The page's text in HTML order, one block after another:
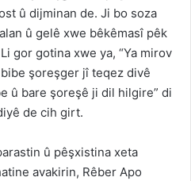
û dijminan de. Ji bo soza
û gelê xwe bêkêmasî pêk
gor gotina xwe ya, “Ya mirov
şoreşger jî teqez divê
û bare şoreşê ji dil hilgire” di
de cih girt.
û pêşxistina xeta
avakirin, Rêber Apo